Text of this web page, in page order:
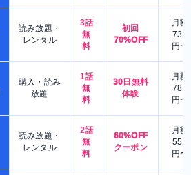
読み放題・
レンタル
3話
無
料
初回
70%OFF
月額
730
円〜
購入・読み
放題
1話
無
料
30日無料
体験
月額
780
円〜
読み放題・
レンタル
2話
無
料
60%OFF
クーポン
月額
550
円〜